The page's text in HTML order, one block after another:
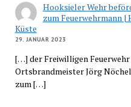
Hooksieler Wehr
zum Feuerwehrmann
Küste
29. JANUAR 2023
[…] der Freiwilligen
Ortsbrandmeister Jörg
zum […]